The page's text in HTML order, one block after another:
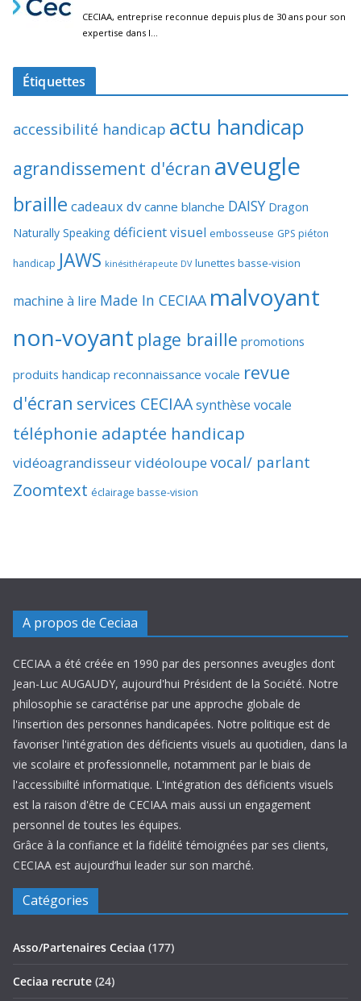
Étiquettes
accessibilité handicap actu handicap
agrandissement d'écran aveugle
braille cadeaux dv canne blanche DAISY Dragon
Naturally Speaking déficient visuel embosseuse GPS piéton
handicap JAWS kinésithérapeute DV lunettes basse-vision
machine à lire Made In CECIAA malvoyant
non-voyant plage braille promotions
produits handicap reconnaissance vocale revue
d'écran services CECIAAsynthèse vocale
téléphonie adaptée handicap
vidéoagrandisseurvidéoloupevocal/ parlant
Zoomtext éclairage basse-vision
A propos de Ceciaa
CECIAA a été créée en 1990 par des personnes aveugles dont
Jean-Luc AUGAUDY, aujourd'hui Président de la Société. Notre
philosophie se caractérise par une approche globale de
l'insertion des personnes handicapées. Notre politique est de
favoriser l'intégration des déficients visuels au quotidien, dans la
vie scolaire et professionnelle, notamment par le biais de
l'accessibiilté informatique. L'intégration des déficients visuels
est la raison d'être de CECIAA mais aussi un engagement
personnel de toutes les équipes.
Grâce à la confiance et la fidélité témoignées par ses clients,
CECIAA est aujourd’hui leader sur son marché.
Catégories
Asso/Partenaires Ceciaa (177)
Ceciaa recrute (24)